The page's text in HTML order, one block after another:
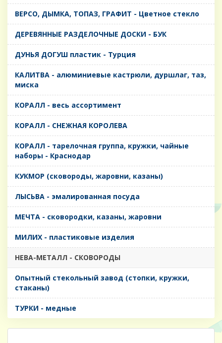
ВЕРСО, ДЫМКА, ТОПАЗ, ГРАФИТ - Цветное стекло
ДЕРЕВЯННЫЕ РАЗДЕЛОЧНЫЕ ДОСКИ - БУК
ДУНЬЯ ДОГУШ пластик - Турция
КАЛИТВА - алюминиевые кастрюли, дуршлаг, таз,
миска
КОРАЛЛ - весь ассортимент
КОРАЛЛ - СНЕЖНАЯ КОРОЛЕВА
КОРАЛЛ - тарелочная группа, кружки, чайные
наборы - Краснодар
КУКМОР (сковороды, жаровни, казаны)
ЛЫСЬВА - эмалированная посуда
МЕЧТА - сковородки, казаны, жаровни
МИЛИХ - пластиковые изделия
НЕВА-МЕТАЛЛ - СКОВОРОДЫ
Опытный стекольный завод (стопки, кружки,
стаканы)
ТУРКИ - медные